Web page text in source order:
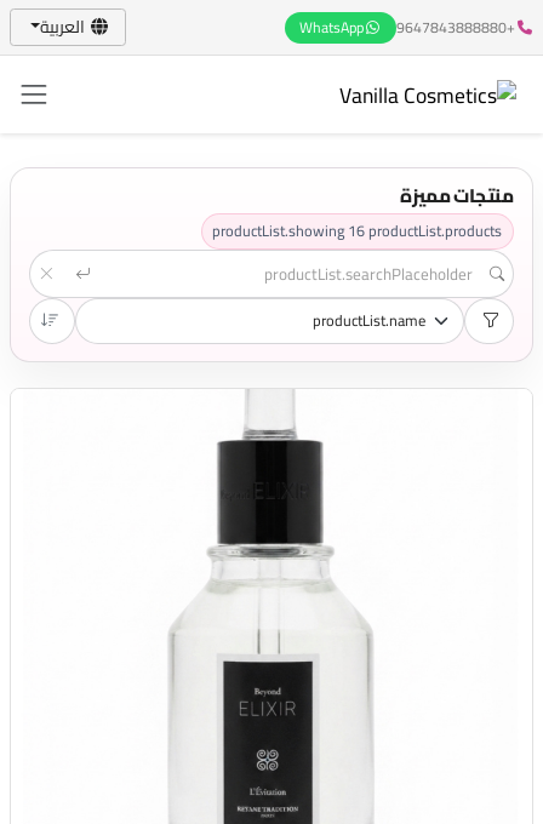
+9647843888880
WhatsApp العربية
منتجات مميزة
productList.showing16productList.products